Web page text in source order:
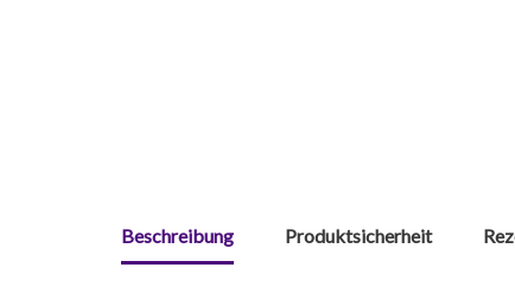
Beschreibung Produktsicherheit